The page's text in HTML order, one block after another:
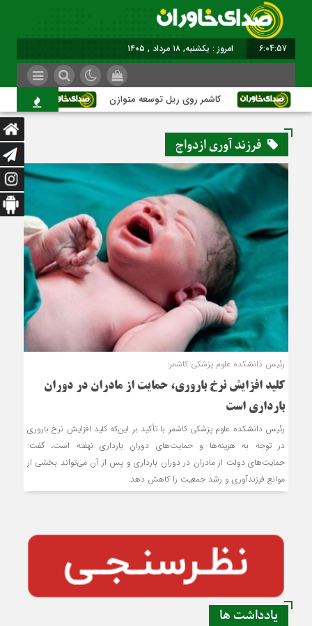
6:04:58 امروز : یکشنبه, ۱۸ مرداد , ۱۴۰۵
کاشمر روی ریل توسعه متوازن کاشمر؛
فرزند آوری ازدواج
رئیس دانشکده علوم پزشکی کاشمر:
کلید افزایش نرخ باروری، حمایت از مادران در دوران
بارداری است
رئیس دانشکده علوم پزشکی کاشمر با تأکید بر این‌که کلید افزایش نرخ باروری
در توجه به هزینه‌ها و حمایت‌های دوران بارداری نهفته است، گفت:
حمایت‌های دولت از مادران در دوران بارداری و پس از آن می‌تواند بخشی از
موانع فرزندآوری و رشد جمعیت را کاهش دهد.
یادداشت ها